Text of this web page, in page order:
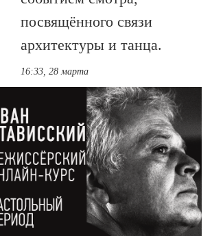
посвящённого связи
архитектуры и танца.
16:33, 28 марта